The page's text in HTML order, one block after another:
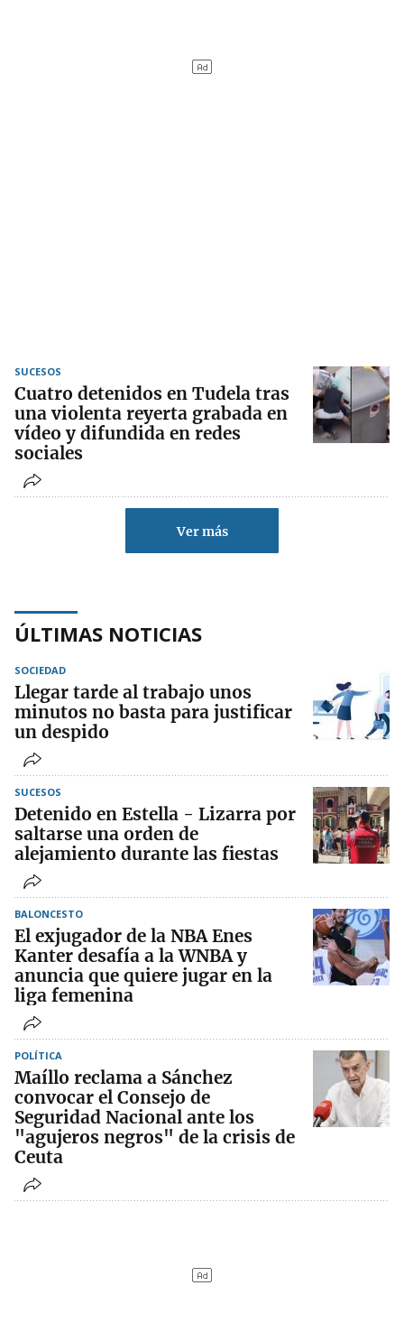
SUCESOS
Cuatro detenidos en Tudela tras
una violenta reyerta grabada en
vídeo y difundida en redes
sociales
Ver más
ÚLTIMAS NOTICIAS
SOCIEDAD
Llegar tarde al trabajo unos
minutos no basta para justificar
un despido
SUCESOS
Detenido en Estella - Lizarra por
saltarse una orden de
alejamiento durante las fiestas
BALONCESTO
El exjugador de la NBA Enes
Kanter desafía a la WNBA y
anuncia que quiere jugar en la
liga femenina
POLÍTICA
Maíllo reclama a Sánchez
convocar el Consejo de
Seguridad Nacional ante los
"agujeros negros" de la crisis de
Ceuta